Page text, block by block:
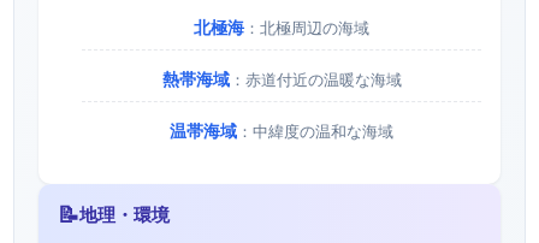
北極海 ：北極周辺の海域
熱帯海域：赤道付近の温暖な海域
温帯海域 ：中緯度の温和な海域
📝地理・環境